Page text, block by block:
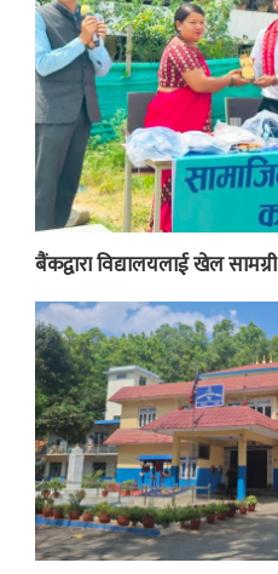
बैंकद्वारा विद्यालयलाई खेल सामग्री